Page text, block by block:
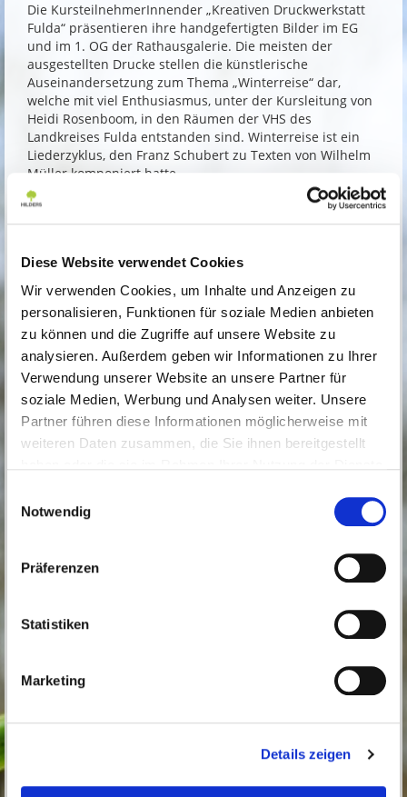
Diese Website verwendet Cookies
Wir verwenden Cookies, um Inhalte und Anzeigen zu
personalisieren, Funktionen für soziale Medien anbieten
zu können und die Zugriffe auf unsere Website zu
analysieren. Außerdem geben wir Informationen zu Ihrer
Verwendung unserer Website an unsere Partner für
soziale Medien, Werbung und Analysen weiter. Unsere
Partner führen diese Informationen möglicherweise mit
weiteren Daten zusammen, die Sie ihnen bereitgestellt
Notwendig
Präferenzen
Statistiken
Marketing
Details zeigen
Die KursteilnehmerInnender „Kreativen Druckwerkstatt
Fulda“ präsentieren ihre handgefertigten Bilder im EG
und im 1. OG der Rathausgalerie. Die meisten der
ausgestellten Drucke stellen die künstlerische
Auseinandersetzung zum Thema „Winterreise“ dar,
welche mit viel Enthusiasmus, unter der Kursleitung von
Heidi Rosenboom, in den Räumen der VHS des
Landkreises Fulda entstanden sind. Winterreise ist ein
Liederzyklus, den Franz Schubert zu Texten von Wilhelm
Müller komponiert hatte.
Alle Kunst- und Musikinteressierten sind herzlich zur
musikalische Umrahmung mit Liederzyklen aus der
Winterreise durch Franz Peter Huber (Bariton) und Julia
Huber (Klavier) dargeboten wird.
An der Ausstellungseröffnung haben interessierte Gäste
die Gelegenheit von den KünstlerInnen gerne
Informationen über die ausgestellten Bilder und deren
Drucktechniken zu erfahren.
Weiterhin können die Besucher der Vernissage an
diesem Tag auch den, vor dem Rathaus stattfindenden
Hüttenzauber besuchen.